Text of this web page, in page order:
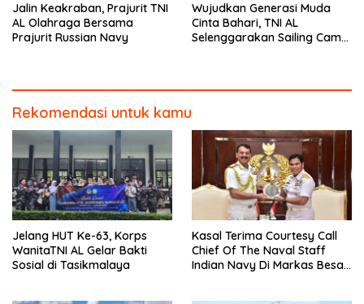
Jalin Keakraban, Prajurit TNI
AL Olahraga Bersama
Prajurit Russian Navy
Wujudkan Generasi Muda
Cinta Bahari, TNI AL
Selenggarakan Sailing Camp
Rekomendasi untuk kamu
Jelang HUT Ke-63, Korps
WanitaTNI AL Gelar Bakti
Sosial di Tasikmalaya
Kasal Terima Courtesy Call
Chief Of The Naval Staff
Indian Navy Di Markas Besar